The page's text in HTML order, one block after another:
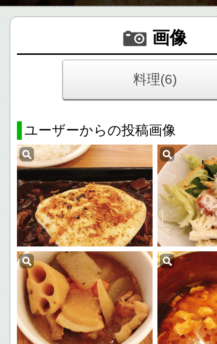
画像
料理(6)
ユーザーからの投稿画像